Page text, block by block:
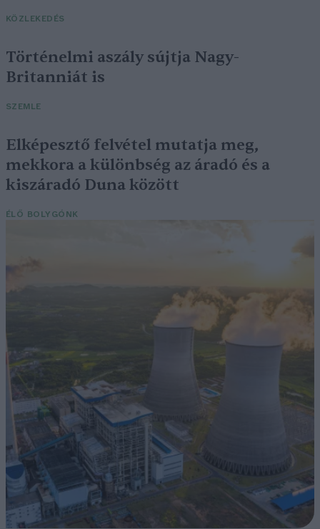
KÖZLEKEDÉS
Történelmi aszály sújtja Nagy-
Britanniát is
SZEMLE
Elképesztő felvétel mutatja meg,
mekkora a különbség az áradó és a
kiszáradó Duna között
ÉLŐ BOLYGÓNK